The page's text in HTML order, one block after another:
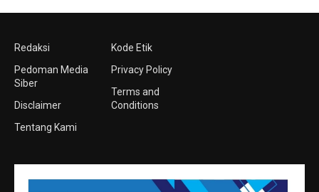
Redaksi
Pedoman Media
Siber
Disclaimer
Tentang Kami
Kode Etik
Privacy Policy
Terms and
Conditions